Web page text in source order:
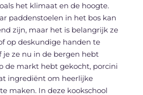
het klimaat en de hoogte.
paddenstoelen in het bos kan
zijn, maar het is belangrijk ze
op deskundige handen te
je ze nu in de bergen hebt
de markt hebt gekocht, porcini
ingrediënt om heerlijke
maken. In deze kookschool